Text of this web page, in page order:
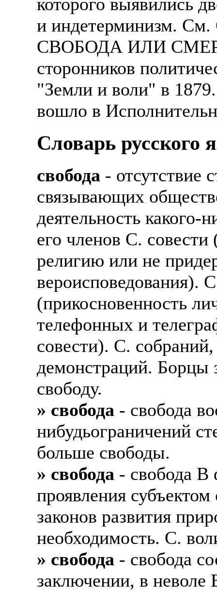
Также смотрите
отправке в другие
А также
рабочий,
стикеровщик.
# работа за границей
# трудоустройство за
# трудоустройство за
В таких банках, как
Промсвязьбанк,
А также в компаниях:
СДЭК, ПЭК и т.д.
В направлениях: без
консультирование,
и индетерминизм. См.
СВОБОДА ИЛИ
сторонников
"Земли и воли" в
вошло в
Словарь
свобода - отсутствие
связывающих
деятельность какого-
его членов С.
религию или не
вероисповедования).
(прикосновенность
телефонных и
совести). С.
демонстраций. Борцы
свободу.
» свобода - свобода
нибудьограничений
больше свободы.
» свобода - свобода В
проявления
законов развития
необходимость. С.
» свобода - свобода
заключении, в неволе